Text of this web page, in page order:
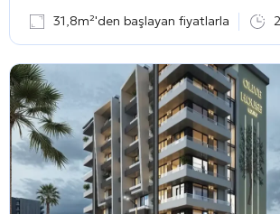
31,8m²'den başlayan fiyatlarla